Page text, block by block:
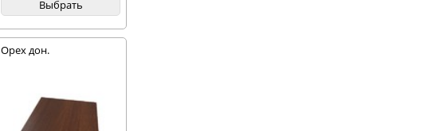
Выбрать
Орех дон.